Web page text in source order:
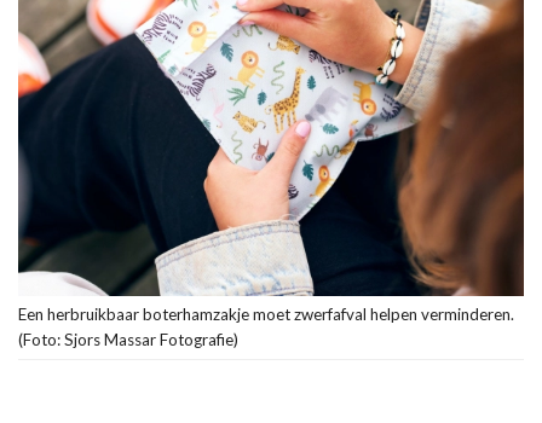
Een herbruikbaar boterhamzakje moet zwerfafval helpen verminderen.
(Foto: Sjors Massar Fotografie)